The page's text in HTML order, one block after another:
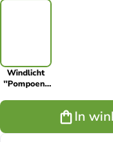
Windlicht
''Pompoen''
(H)12 x Ø 13
In